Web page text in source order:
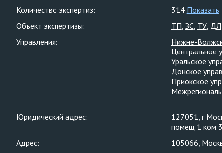
Количество экспертиз:
314 Показать
Объект экспертизы:
ТП ЗС ТУ ДЛ
Управления:
Нижне-
Центральное
Уральское
Донское
Приокское
Юридический адрес:
127051, г
помещ 1 ком 3
Адрес:
105066,